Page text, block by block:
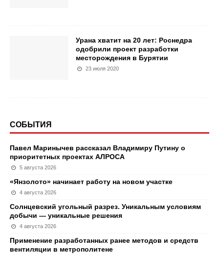
Урана хватит на 20 лет: Роснедра
одобрили проект разработки
месторождения в Бурятии
23 июля 2020
СОБЫТИЯ
Павел Маринычев рассказал Владимиру Путину о
приоритетных проектах АЛРОСА
5 августа 2026
«Янзолото» начинает работу на новом участке
4 августа 2026
Солнцевский угольный разрез. Уникальным условиям
добычи — уникальные решения
4 августа 2026
Применение разработанных ранее методов и средств
вентиляции в метрополитене